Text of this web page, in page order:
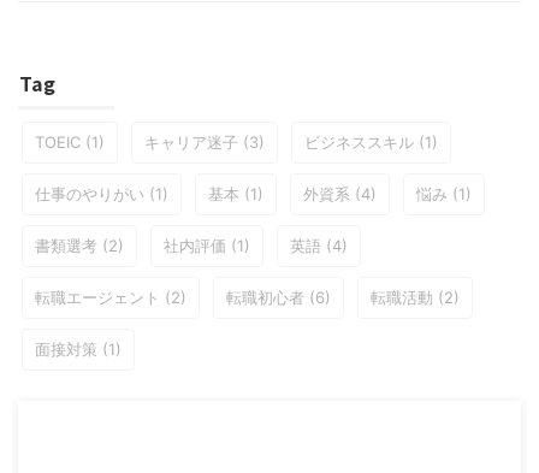
Tag
TOEIC (1) キャリア迷子 (3) ビジネススキル (1)
仕事のやりがい (1) 基本 (1) 外資系 (4) 悩み (1)
書類選考 (2) 社内評価 (1) 英語 (4)
転職エージェント (2) 転職初心者 (6) 転職活動 (2)
面接対策 (1)